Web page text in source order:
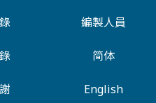
編製人員
简体
English